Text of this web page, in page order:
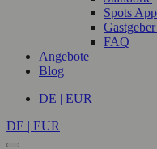
Spots App
FAQ
Angebote
Blog
DE | EUR
DE | EUR